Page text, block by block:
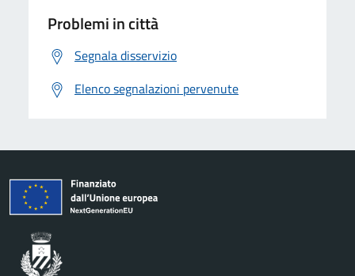
Problemi in città
Segnala disservizio
Elenco segnalazioni pervenute